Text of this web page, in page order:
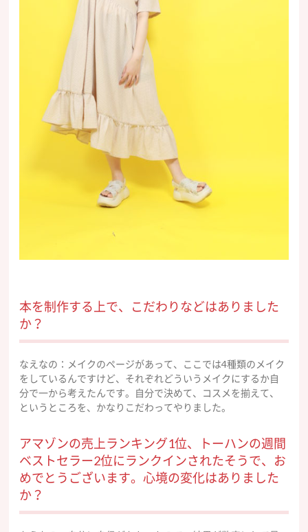
本を制作する上で、こだわりなどはありました
か？
なえなの：メイクのページがあって、ここでは4種類のメイク
をしているんですけど、それぞれどういうメイクにするか自
分で一から考えたんです。自分で決めて、コスメを揃えて、
というところを、かなりこだわってやりました。
アマゾンの売上ランキング1位、トーハンの週間
ベストセラー2位にランクインされたそうで、お
めでとうございます。心境の変化はありました
か？